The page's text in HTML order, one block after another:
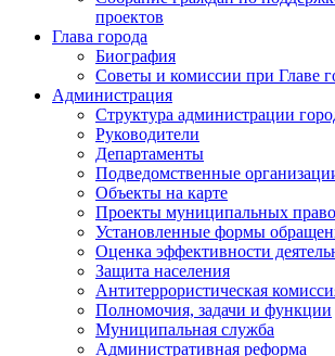
проектов
Глава города
Биография
Советы и комиссии при Главе
Администрация
Структура администрации
Руководители
Департаменты
Подведомственные
Объекты на карте
Проекты муниципальных
Установленные формы
Оценка эффективности
Защита населения
Антитеррористическая
Полномочия, задачи и функции
Муниципальная служба
Административная реформа